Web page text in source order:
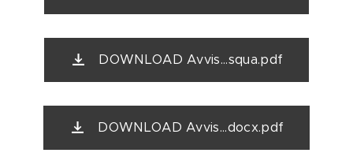
DOWNLOAD Avvis...squa.pdf
DOWNLOAD Avvis...docx.pdf